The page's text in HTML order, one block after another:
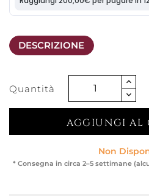
DESCRIZIONE
Quantità
AGGIUNGI AL
Non
* Consegna in circa 2–5 settimane